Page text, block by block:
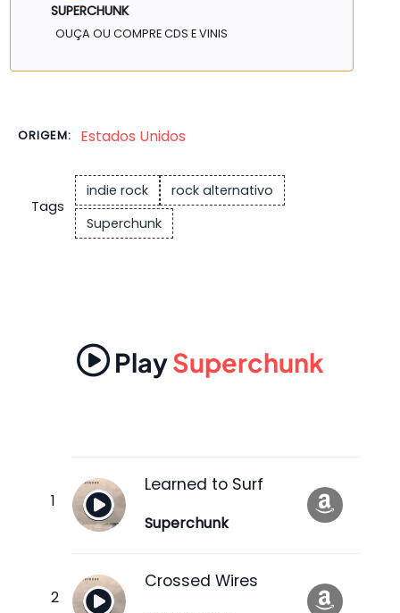
SUPERCHUNK
OUÇA OU COMPRE CDS E VINIS
ORIGEM: Estados Unidos
Tags
indie rock
rock alternativo
Superchunk
PlaySuperchunk
Learned to Surf
Superchunk
Crossed Wires